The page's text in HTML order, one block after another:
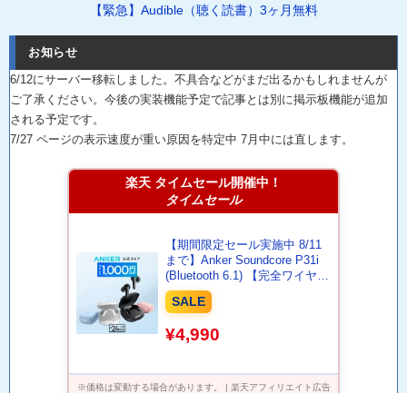
【緊急】Audible（聴く読書）3ヶ月無料
お知らせ
6/12にサーバー移転しました。不具合などがまだ出るかもしれませんが
ご了承ください。今後の実装機能予定で記事とは別に掲示板機能が追加
される予定です。
7/27 ページの表示速度が重い原因を特定中 7月中には直します。
楽天 タイムセール開催中！
タイムセール
【期間限定セール実施中 8/11
まで】Anker Soundcore P31i
(Bluetooth 6.1) 【完全ワイヤレ
スイヤホン/アクティブノイズ
キャンセリング/マルチポイン
技術基準適合】
SALE
¥4,990
※価格は変動する場合があります。 | 楽天アフィリエイト広告